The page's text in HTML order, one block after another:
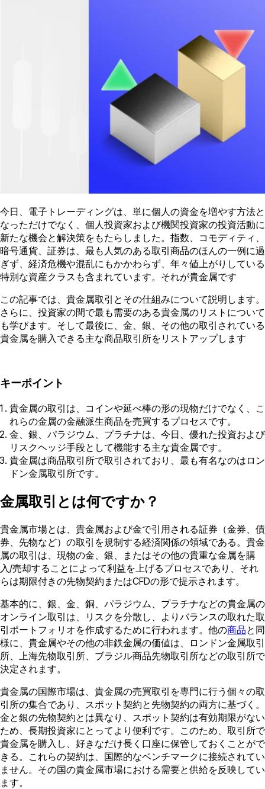
今日、電子トレーディングは、単に個人の資金を増やす方法と
なっただけでなく、個人投資家および機関投資家の投資活動に
新たな機会と解決策をもたらしました。指数、コモディティ、
暗号通貨、証券は、最も人気のある取引商品のほんの一例に過
ぎず、経済危機や混乱にもかかわらず、年々値上がりしている
特別な資産クラスも含まれています。それが貴金属です
この記事では、貴金属取引とその仕組みについて説明します。
さらに、投資家の間で最も需要のある貴金属のリストについて
も学びます。そして最後に、金、銀、その他の取引されている
貴金属を購入できる主な商品取引所をリストアップします
キーポイント
貴金属の取引は、コインや延べ棒の形の現物だけでなく、こ
れらの金属の金融派生商品を売買するプロセスです。
金、銀、パラジウム、プラチナは、今日、優れた投資および
リスクヘッジ手段として機能する主な貴金属です。
貴金属は商品取引所で取引されており、最も有名なのはロン
ドン金属取引所です。
金属取引とは何ですか？
貴金属市場とは、貴金属および金で引用される証券（金券、債
券、先物など）の取引を規制する経済関係の領域である。貴金
属の取引は、現物の金、銀、またはその他の貴重な金属を購
入/売却することによって利益を上げるプロセスであり、それ
らは期限付きの先物契約またはCFDの形で提示されます。
基本的に、銀、金、銅、パラジウム、プラチナなどの貴金属の
オンライン取引は、リスクを分散し、よりバランスの取れた取
引ポートフォリオを作成するために行われます。他の商品と同
様に、貴金属やその他の非鉄金属の価値は、ロンドン金属取引
所、上海先物取引所、ブラジル商品先物取引所などの取引所で
決定されます。
貴金属の国際市場は、貴金属の売買取引を専門に行う個々の取
引所の集合であり、スポット契約と先物契約の両方に基づく。
金と銀の先物契約とは異なり、スポット契約は有効期限がない
ため、長期投資家にとってより便利です。このため、取引所で
貴金属を購入し、好きなだけ長く口座に保管しておくことがで
きる。これらの契約は、国際的なベンチマークに接続されてい
ません。その国の貴金属市場における需要と供給を反映してい
ます。